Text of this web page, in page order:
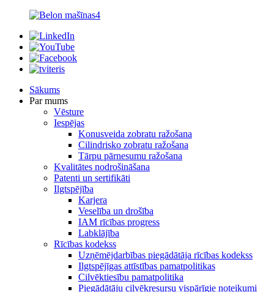
Sākums
Par mums
Vēsture
Iespējas
Konusveida zobratu ražošana
Cilindrisko zobratu ražošana
Tārpu pārnesumu ražošana
Kvalitātes nodrošināšana
Patenti un sertifikāti
Ilgtspējība
Karjera
Veselība un drošība
IAM rīcības progress
Labklājība
Rīcības kodekss
Uzņēmējdarbības piegādātāja rīcības kodekss
Ilgtspējīgas attīstības pamatpolitikas
Cilvēktiesību pamatpolitika
Piegādātāju cilvēkresursu vispārīgie noteikumi